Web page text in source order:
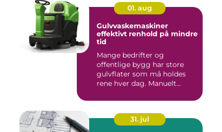
01. aug
Gulvvaskemaskiner
effektivt renhold på mindre
tid
Mange bedrifter og
offentlige bygg har store
gulvflater som må holdes
rene hver dag. Manuelt
31. jul